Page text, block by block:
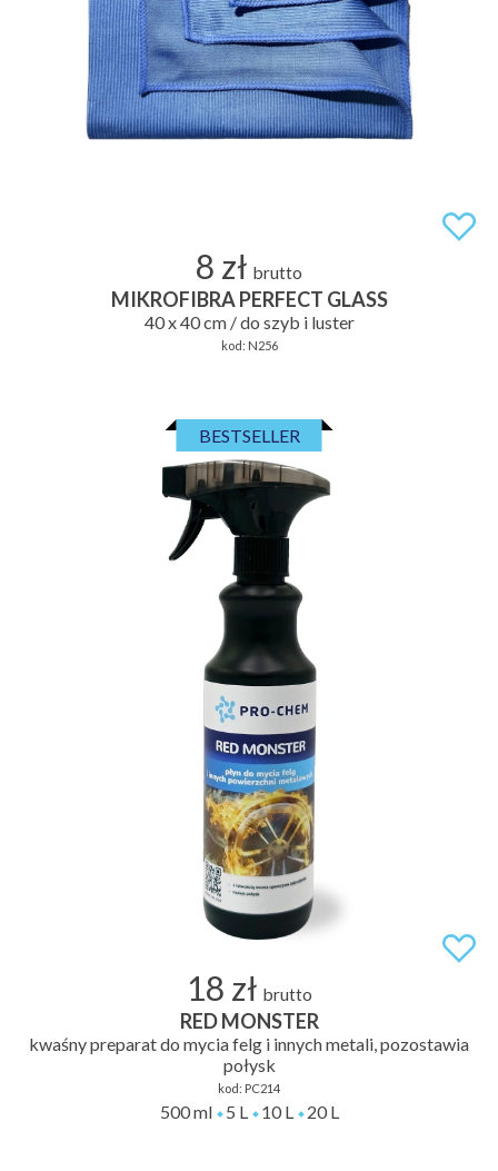
8 zł brutto
MIKROFIBRA PERFECT GLASS
40 x 40 cm / do szyb i luster
kod: N256
BESTSELLER
18 zł brutto
RED MONSTER
kwaśny preparat do mycia felg i innych metali, pozostawia
połysk
kod: PC214
500 ml 5 L 10 L 20 L